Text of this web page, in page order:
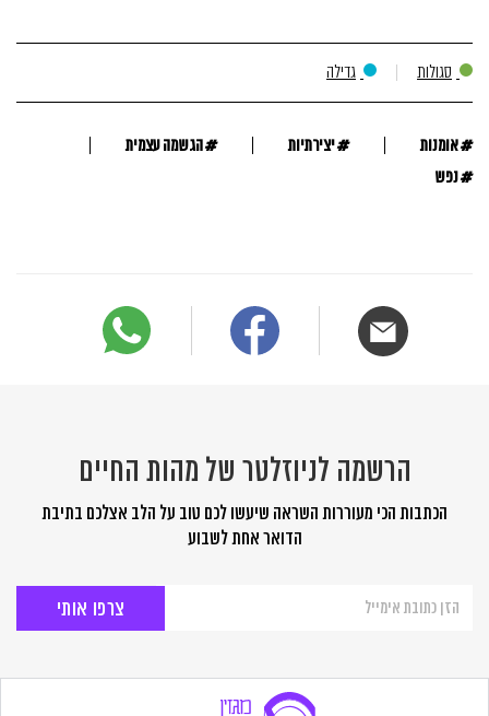
סגולות גדילה
#אומנות #יצירתיות #הגשמה עצמית
#נפש
הרשמה לניוזלטר של מהות החיים
הכתבות הכי מעוררות השראה שיעשו לכם טוב על הלב אצלכם בתיבת
הדואר אחת לשבוע
לניוזלטר
החיים